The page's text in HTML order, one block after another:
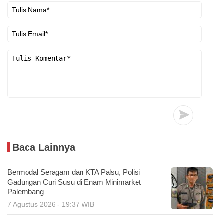
Baca Lainnya
Bermodal Seragam dan KTA Palsu, Polisi
Gadungan Curi Susu di Enam Minimarket
Palembang
7 Agustus 2026 - 19:37 WIB